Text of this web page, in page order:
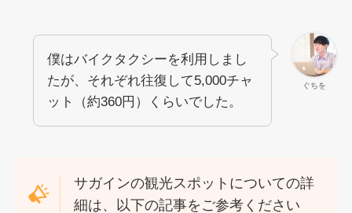
ぐちを
僕はバイクタクシーを利用しまし
たが、それぞれ往復して5,000チャ
ット（約360円）くらいでした。
サガインの観光スポットについての詳
細は、以下の記事をご参考ください